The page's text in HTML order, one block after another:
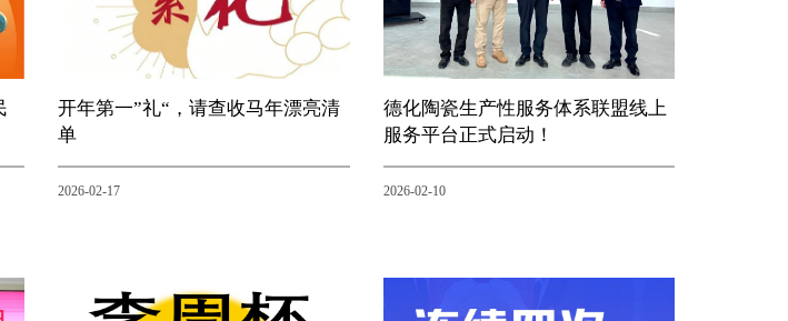
开年第一”礼“，请查收马年漂亮清
单
2026-02-17
德化陶瓷生产性服务体系联盟线上
服务平台正式启动！
2026-02-10